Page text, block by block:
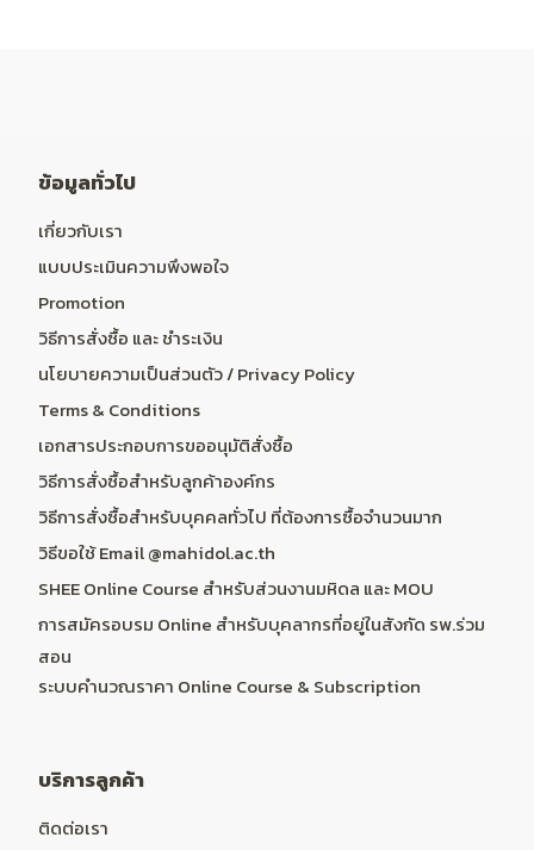
ข้อมูลทั่วไป
เกี่ยวกับเรา
แบบประเมินความพึงพอใจ
Promotion
วิธีการสั่งซื้อ และ ชำระเงิน
นโยบายความเป็นส่วนตัว / Privacy Policy
Terms & Conditions
เอกสารประกอบการขออนุมัติสั่งซื้อ
วิธีการสั่งซื้อสำหรับลูกค้าองค์กร
วิธีการสั่งซื้อสำหรับบุคคลทั่วไป ที่ต้องการซื้อจำนวนมาก
วิธีขอใช้ Email @mahidol.ac.th
SHEE Online Course สำหรับส่วนงานมหิดล และ MOU
การสมัครอบรม Online สำหรับบุคลากรที่อยู่ในสังกัด รพ.ร่วม
สอน
ระบบคำนวณราคา Online Course & Subscription
บริการลูกค้า
ติดต่อเรา